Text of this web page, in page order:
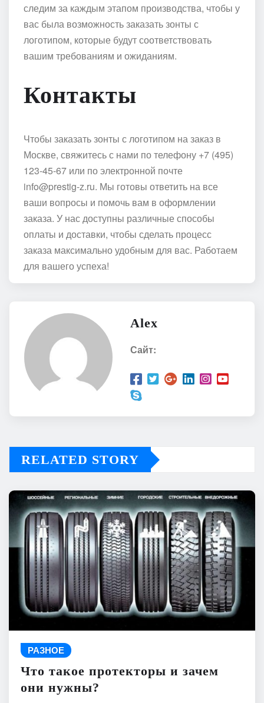
следим за каждым этапом производства, чтобы у
вас была возможность заказать зонты с
логотипом, которые будут соответствовать
вашим требованиям и ожиданиям.
Контакты
Чтобы заказать зонты с логотипом на заказ в
Москве, свяжитесь с нами по телефону +7 (495)
123-45-67 или по электронной почте
info@prestig-z.ru. Мы готовы ответить на все
ваши вопросы и помочь вам в оформлении
заказа. У нас доступны различные способы
оплаты и доставки, чтобы сделать процесс
заказа максимально удобным для вас. Работаем
для вашего успеха!
Alex
Сайт:
RELATED STORY
РАЗНОЕ
Что такое протекторы и зачем
они нужны?